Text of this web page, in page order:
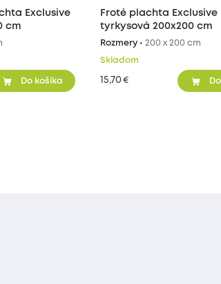
Exclusive
cm
Do košíka
Froté plachta Exclusive
tyrkysová 200x200 cm
Rozmery • 200 x 200 cm
Skladom
15,70 €